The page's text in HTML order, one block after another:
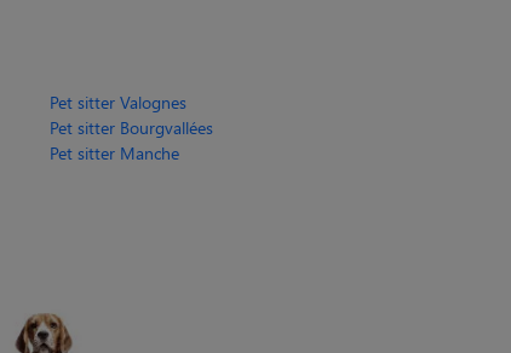
Pet sitter Valognes
Pet sitter Bourgvallées
Pet sitter Manche